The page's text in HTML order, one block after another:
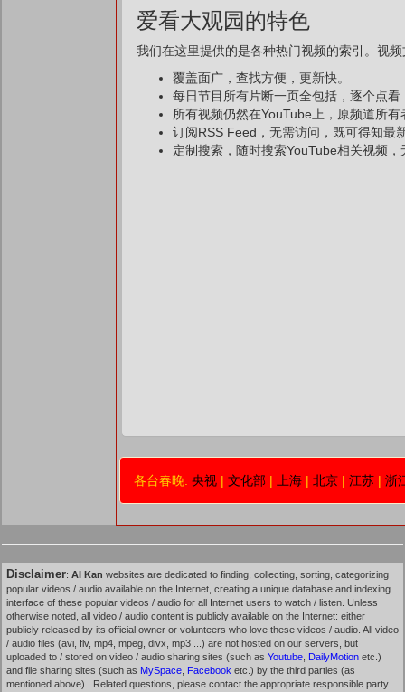
爱看大观园的特色
我们在这里提供的是各种热门视频的索引。视
覆盖面广，查找方便，更新快。
每日节目所有片断一页全包括，逐个点看
所有视频仍然在YouTube上，原频道所
订阅RSS Feed，无需访问，既可得知最
定制搜索，随时搜索YouTube相关视频
各台春晚: 央视 | 文化部 | 上海 | 北京 | 江苏 | 浙
Disclaimer: AI Kan websites are dedicated to finding, collecting, sorting, categorizing
popular videos / audio available on the Internet, creating a unique database and indexing
interface of these popular videos / audio for all Internet users to watch / listen. Unless
otherwise noted, all video / audio content is publicly available on the Internet: either
publicly released by its official owner or volunteers who love these videos / audio. All video
/ audio files (avi, flv, mp4, mpeg, divx, mp3 ...) are not hosted on our servers, but
uploaded to / stored on video / audio sharing sites (such as Youtube DailyMotion etc.)
and file sharing sites (such as MySpace Facebook etc.) by the third parties (as
mentioned above) . Related questions, please contact the appropriate responsible party.